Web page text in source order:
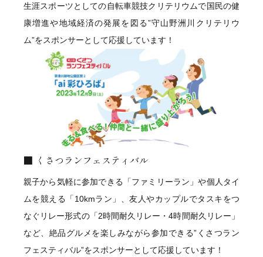
生涯スポーツとしての自転車競技クリテリウムで国民の健
康増進や地域経済の発展を図る”守山野洲川クリテリウ
ム”をスポンサーとして応援しています！
くさつランフェスティバル
親子から気軽に参加できる「ファミリーラン」や個人タイ
ムを競える「10kmラン」、友人やカップルでタスキをつ
なぐリレー形式の「2時間耐久リレー・4時間耐久リレー」
など、絶品グルメを楽しみながら参加できる”くさつラン
フェスティバル”をスポンサーとして応援しています！